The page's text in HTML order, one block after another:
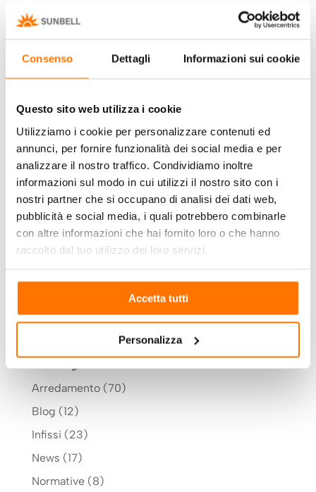
Consenso Dettagli Informazioni sui cookie
Questo sito web utilizza i cookie
Utilizziamo i cookie per personalizzare contenuti ed
annunci, per fornire funzionalità dei social media e per
analizzare il nostro traffico. Condividiamo inoltre
informazioni sul modo in cui utilizzi il nostro sito con i
nostri partner che si occupano di analisi dei dati web,
pubblicità e social media, i quali potrebbero combinarle
con altre informazioni che hai fornito loro o che hanno
raccolto dal tuo utilizzo dei loro servizi.
Accetta tutti
Personalizza
elettrico e si adatta a vetri di qualsiasi spessore.
dettagli – materiali, struttura, tecnologia – per
soddisfare sia necessità estetiche che di
funzionalità e comodità.
Il sistema UP&DOWN Sunbell,
la tua luce e protezione con un
click
Cerca
Categorie
Arredamento(70)
Blog (12)
Infissi (23)
News (17)
Normative(8)